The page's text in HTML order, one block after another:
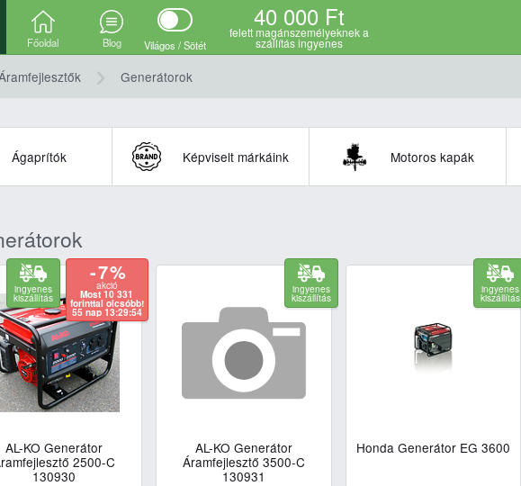
Főoldal Blog Világos / Sötét
40 000 Ft
felett magánszemélyeknek a
szállítás ingyenes
Generátorok
Ágaprítók Képviselt márkáink Motoros kapák
- 7 %
akció
Most 10 331
forinttal olcsóbb!
55 nap 13:29:54
ingyenes
kiszállítás
AL-KO Generátor
2500-C
130930
ingyenes
kiszállítás
AL-KO Generátor
Áramfejlesztő 3500-C
130931
ingyenes
kiszállítás
Honda Generátor EG 3600